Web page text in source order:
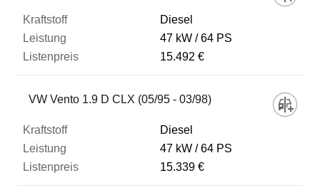
Diesel
47 kW
64 PS
15.492 €
VW Vento 1.9 D CLX (05/95 - 03/98)
Diesel
47 kW
64 PS
15.339 €